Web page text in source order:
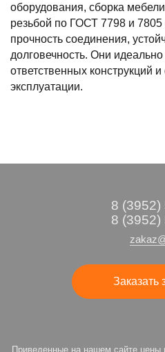
оборудования, сборка
резьбой по ГОСТ 7798 и
прочность соединения,
долговечность. Они
ответственных конструкций
эксплуатации.
8 (3952)
8 (3952)
Заказать
Приведенные на нашем сайте цены